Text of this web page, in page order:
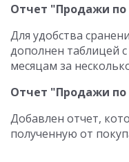
Отчет "Продажи
Для удобства
дополнен таблицей
месяцам за
Отчет "Продажи по
Добавлен отчет,
полученную от